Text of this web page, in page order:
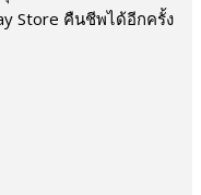
Store คืนชีพได้อีกครั้ง